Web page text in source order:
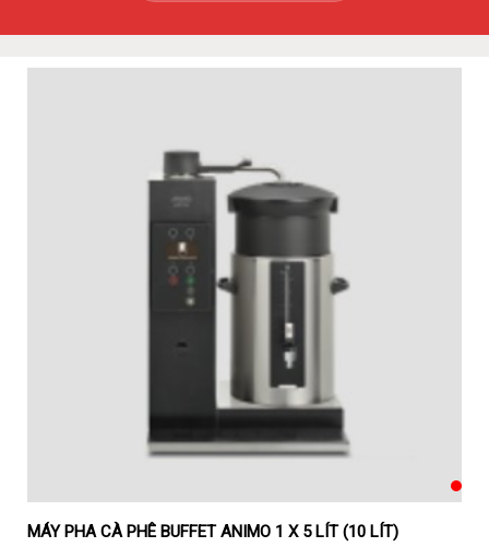
MÁY PHA CÀ PHÊ BUFFET ANIMO 1 X 5 LÍT (10 LÍT)